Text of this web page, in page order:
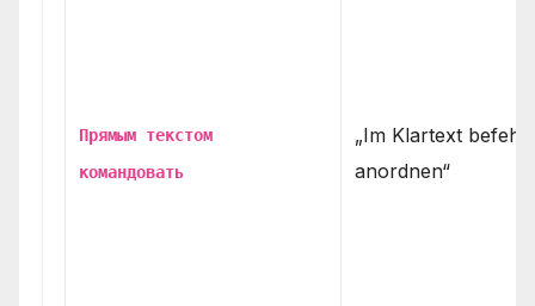
Прямым текстом
командовать
„Im Klartext
anordnen“